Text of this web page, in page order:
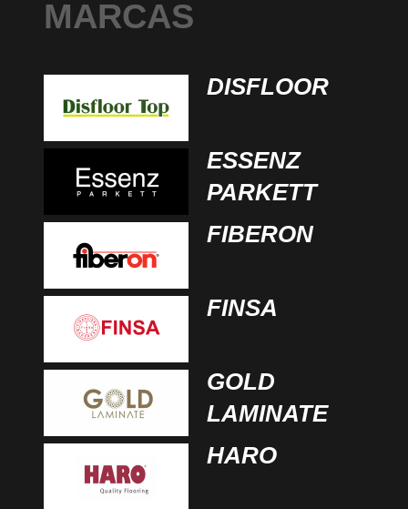
MARCAS
DISFLOOR
ESSENZ
PARKETT
FIBERON
FINSA
GOLD
LAMINATE
HARO